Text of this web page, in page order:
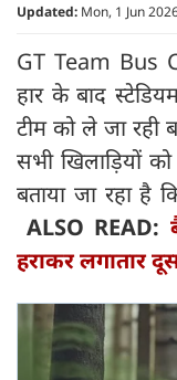
Updated: Mon, 1 Jun
GT Team Bus
हार के बाद
टीम को ले जा
सभी खिलाड़ियों
बताया जा रहा है
ALSO READ:
हराकर लगातार